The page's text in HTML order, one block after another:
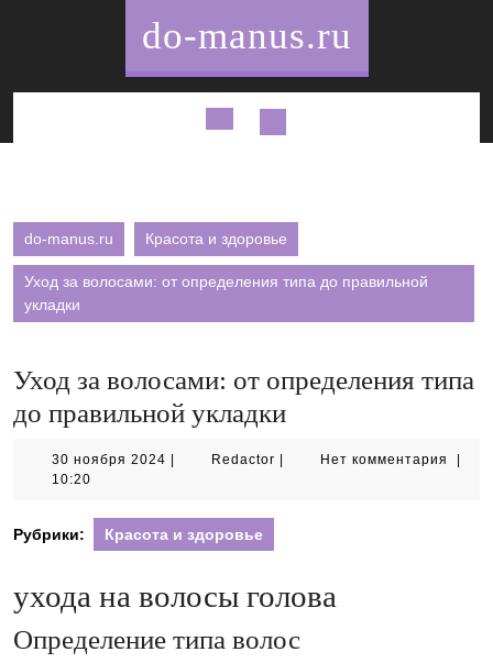
do-manus.ru
Кнопка
do-manus.ru Красота и здоровье
Уход за волосами: от определения типа до правильной
укладки
Уход за волосами: от определения типа
до правильной укладки
30 ноября 2024 30
Redactor RedactorНет комментария
10:20
Рубрики: Красота и здоровье
ухода на волосы голова
Определение типа волос